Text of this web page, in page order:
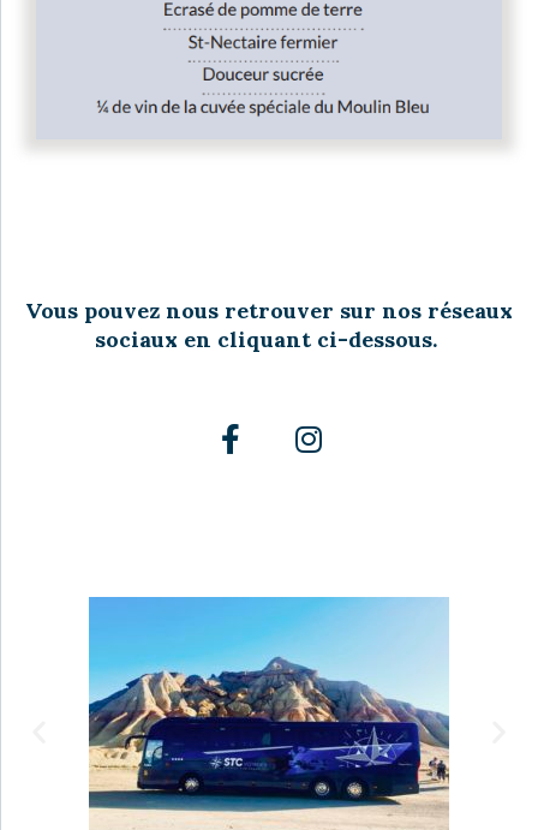
Vous pouvez nous retrouver sur nos réseaux
sociaux en cliquant ci-dessous.